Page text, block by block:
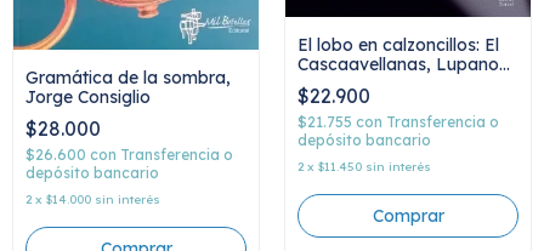
Gramática de la sombra,
Jorge Consiglio
$28.000
$26.600 con Transferencia o
depósito bancario
2 x $14.000 sin interés
El lobo en calzoncillos: El
Cascaavellanas, Lupano
Itoiz
$22.900
$21.755 con Transferencia o
depósito bancario
2 x $11.450 sin interés